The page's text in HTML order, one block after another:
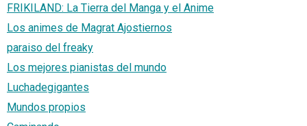
FRIKILAND: La Tierra del Manga y el Anime
Los animes de Magrat Ajostiernos
paraiso del freaky
Los mejores pianistas del mundo
Luchadegigantes
Mundos propios